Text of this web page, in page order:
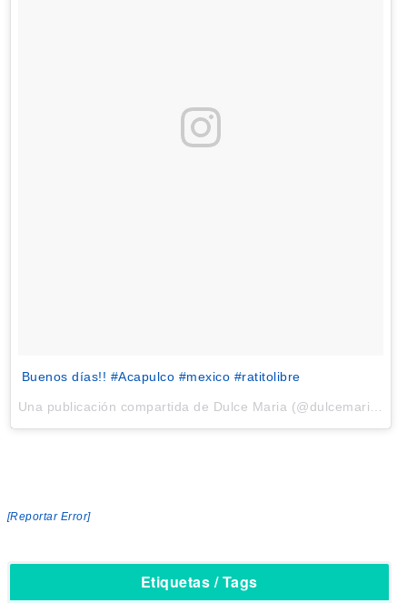
Buenos días!! #Acapulco #mexico #ratitolibre
[Reportar Error]
Etiquetas / Tags